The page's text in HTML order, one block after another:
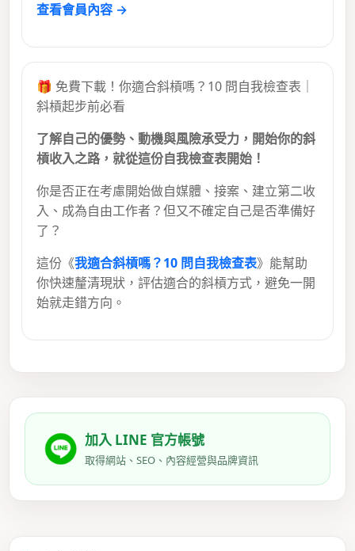
查看會員內容 →
🎁 免費下載！你適合斜槓嗎？10 問自我檢查表｜
斜槓起步前必看
了解自己的優勢、動機與風險承受力，開始你的斜
槓收入之路，就從這份自我檢查表開始！
你是否正在考慮開始做自媒體、接案、建立第二收
入、成為自由工作者？但又不確定自己是否準備好
了？
這份《我適合斜槓嗎？10 問自我檢查表》能幫助
你快速釐清現狀，評估適合的斜槓方式，避免一開
始就走錯方向。
加入 LINE 官方帳號
取得網站、SEO、內容經營與品牌資訊